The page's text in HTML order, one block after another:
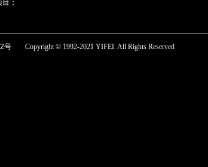
；
号 Copyright © 1992-2021 YIFEI. All Rights Reserved